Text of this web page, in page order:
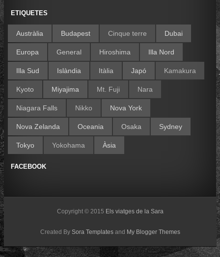
ETIQUETES
Austràlia Budapest Cinque terre Dubai
Europa General Hiroshima Illa Nord
Illa Sud Islàndia Itàlia Japó Kamakura
Kyoto Miyajima Mt. Fuji Nara
Niagara Falls Nikko Nova York
Nova Zelanda Oceania Osaka Sydney
Tokyo Yokohama Àsia
FACEBOOK
Copyright © 2015 Els viatges de la Sara
Created BySora Templates and My Blogger Themes